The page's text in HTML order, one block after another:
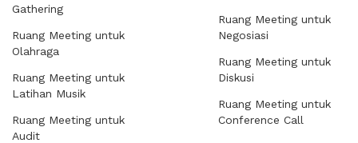
Gathering
Ruang Meeting untuk
Olahraga
Ruang Meeting untuk
Latihan Musik
Ruang Meeting untuk
Audit
Ruang Meeting untuk
Negosiasi
Ruang Meeting untuk
Diskusi
Ruang Meeting untuk
Conference Call